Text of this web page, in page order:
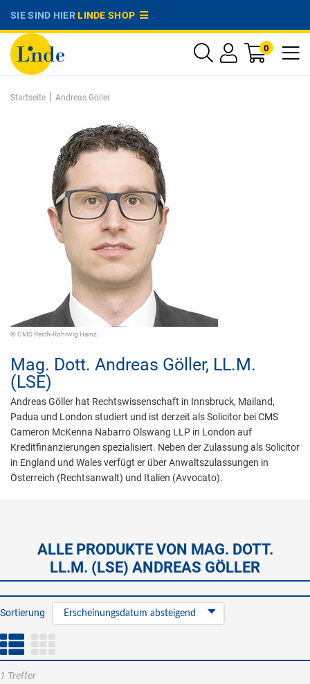
SIE SIND HIERLINDE SHOP
0
Startseite | Andreas Göller
© CMS Reich-Rohrwig Hainz
Mag. Dott. Andreas Göller, LL.M.
(LSE)
Andreas Göller hat Rechtswissenschaft in Innsbruck, Mailand,
Padua und London studiert und ist derzeit als Solicitor bei CMS
Cameron McKenna Nabarro Olswang LLP in London auf
Kreditfinanzierungen spezialisiert. Neben der Zulassung als Solicitor
in England und Wales verfügt er über Anwaltszulassungen in
Österreich (Rechtsanwalt) und Italien (Avvocato).
ALLE PRODUKTE VON MAG. DOTT.
LL.M. (LSE) ANDREAS GÖLLER
Sortierung Erscheinungsdatum absteigend
1 Treffer